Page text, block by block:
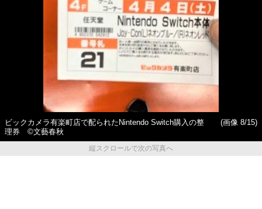
ビックカメラ有楽町店で配られたNintendo Switch購入の整
理券 ©文藝春秋
(画像 8/15)
縦スクロールで次の写真へ